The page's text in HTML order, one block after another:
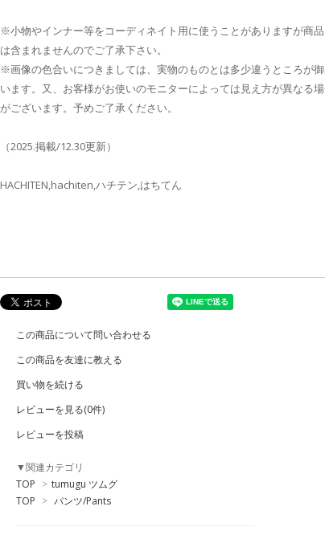
※小物やインナー等をコーディネイト用に使うことがありますが商
は含まれませんのでご了承下さい。
※画像の色合いにつきましては、実物のものとは多少違うところが
います。又、お客様がお使いのモニターによっては見え方が異なる
がございます。予めご了承ください。
（2025.掲載/12.30更新）
HACHITEN,hachiten,ハチテン,はちてん
この商品について問い合わせる
この商品を友達に教える
買い物を続ける
レビューを見る(0件)
レビューを投稿
▼関連カテゴリ
TOP > tumugu ツムグ
TOP > パンツ/Pants